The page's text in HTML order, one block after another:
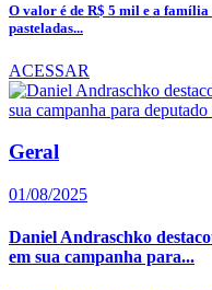
O valor é de R$ 5 mil e a família
pasteladas...
ACESSAR
Geral
01/08/2025
Daniel Andraschko
em sua campanha para...